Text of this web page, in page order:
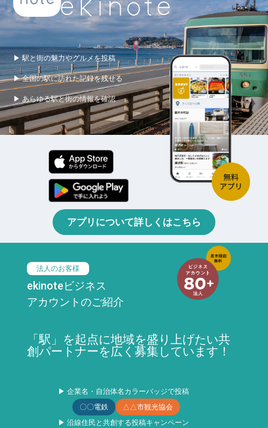
▶ 駅と街の魅力やグルメを投稿
▶ 全国の駅に訪れた記録を残せる
▶ あらゆる駅と街の情報を確認
アプリについて詳しくはこちら
法人のお客様
ekinoteビジネス
アカウントのご紹介
「駅」を起点に地域を盛り上げたい共
創パートナーを広く募集しています！
▶ 企業名・自治体名カラーバッジで投稿
〇〇電鉄
△△市観光協会
▶ 沿線住民と共創する投稿キャンペーン